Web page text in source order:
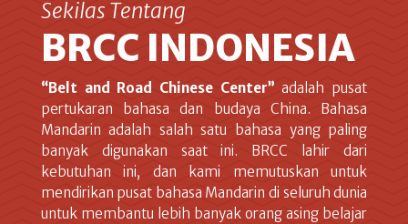
Sekilas Tentang
BRCC INDONESIA
“Belt and Road Chinese Center” adalah pusat
pertukaran bahasa dan budaya China. Bahasa
Mandarin adalah salah satu bahasa yang paling
banyak digunakan saat ini. BRCC lahir dari
kebutuhan ini, dan kami memutuskan untuk
mendirikan pusat bahasa Mandarin di seluruh dunia
untuk membantu lebih banyak orang asing belajar